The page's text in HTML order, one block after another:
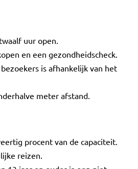
uur open.
en een gezondheidscheck.
is afhankelijk van het
meter afstand.
procent van de capaciteit.
reizen.